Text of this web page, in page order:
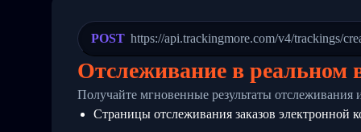
24
25
26
28
29
"Details": "Departed
          },
          {
"Date": "2017-03-06
"StatusDescription":
"Details": "BEIJING-
          }
POST https://api.trackingmore.com/v4/trackings/
Отслеживание в реальном
Получайте мгновенные результаты
Страницы отслеживания заказов электронной